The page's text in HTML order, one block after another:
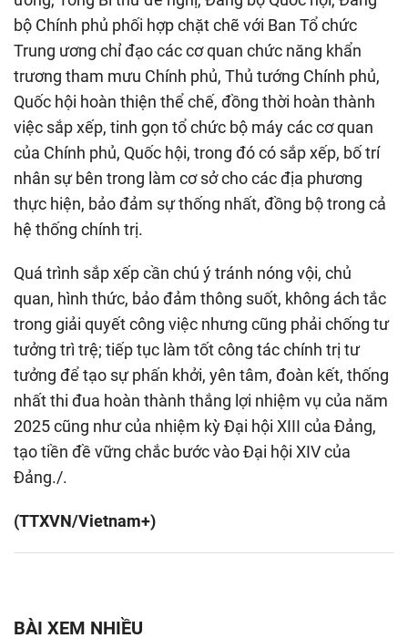
bộ Chính phủ phối hợp chặt chẽ với Ban Tổ chức
Trung ương chỉ đạo các cơ quan chức năng khẩn
trương tham mưu Chính phủ, Thủ tướng Chính phủ,
Quốc hội hoàn thiện thể chế, đồng thời hoàn thành
việc sắp xếp, tinh gọn tổ chức bộ máy các cơ quan
của Chính phủ, Quốc hội, trong đó có sắp xếp, bố trí
nhân sự bên trong làm cơ sở cho các địa phương
thực hiện, bảo đảm sự thống nhất, đồng bộ trong cả
hệ thống chính trị.
Quá trình sắp xếp cần chú ý tránh nóng vội, chủ
quan, hình thức, bảo đảm thông suốt, không ách tắc
trong giải quyết công việc nhưng cũng phải chống tư
tưởng trì trệ; tiếp tục làm tốt công tác chính trị tư
tưởng để tạo sự phấn khởi, yên tâm, đoàn kết, thống
nhất thi đua hoàn thành thắng lợi nhiệm vụ của năm
2025 cũng như của nhiệm kỳ Đại hội XIII của Đảng,
tạo tiền đề vững chắc bước vào Đại hội XIV của
Đảng./.
(TTXVN/Vietnam+)
BÀI XEM NHIỀU